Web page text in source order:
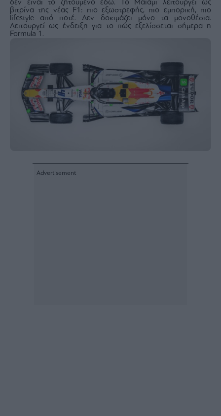
δεν είναι το ζητούμενο εδώ. Το Μαϊάμι λειτουργεί ως
βιτρίνα της νέας F1: πιο εξωστρεφής, πιο εμπορική, πιο
lifestyle από ποτέ. Δεν δοκιμάζει μόνο τα μονοθέσια.
Λειτουργεί ως ένδειξη για το πώς εξελίσσεται σήμερα η
Formula 1.